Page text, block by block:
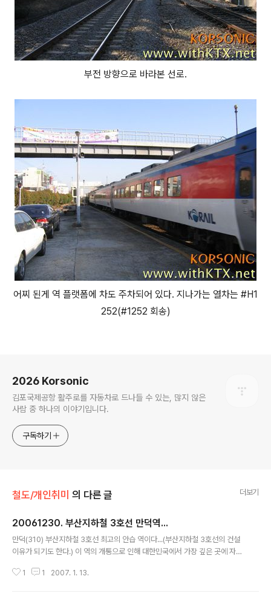
부전 방향으로 바라본 선로.
어찌 된게 역 플랫폼에 차도 주차되어 있다. 지나가는 열차는 #H1
252(#1252 회송)
2026 Korsonic
김포국제공항 활주로를 자동차로 드나들 수 있는, 많지 않은
사람 중 하나의 이야기입니다.
구독하기
철도/개인취미 의 다른 글 더보기
20061230. 부산지하철 3호선 만덕역...
만덕(310) 부산지하철 3호선 최고의 안습 역이다...(부산지하철 3호선의 건설
이유가 되기도 한다.) 이 역의 개통으로 인해 대한민국에서 가장 깊은 곳에 자리
1 1 2007. 1. 13.